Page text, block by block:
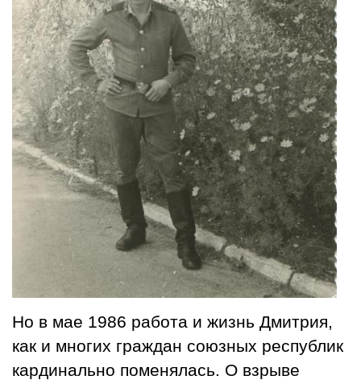
Но в мае 1986 работа и жизнь Дмитрия,
как и многих граждан союзных республик
кардинально поменялась. О взрыве